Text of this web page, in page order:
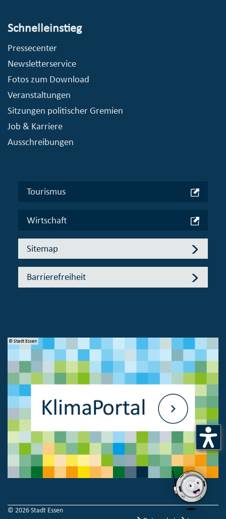
Schnelleinstieg
Pressecenter
Newsletterservice
Fotos zum Download
Veranstaltungen
Sitzungen politischer Gremien
Job & Karriere
Ausschreibungen
Tourismus
Wirtschaft
Sitemap
Barrierefreiheit
© Stadt Essen
© 2026 Stadt Essen